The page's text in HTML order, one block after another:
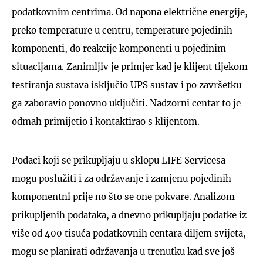
podatkovnim centrima. Od napona električne energije,
preko temperature u centru, temperature pojedinih
komponenti, do reakcije komponenti u pojedinim
situacijama. Zanimljiv je primjer kad je klijent tijekom
testiranja sustava isključio UPS sustav i po završetku
ga zaboravio ponovno uključiti. Nadzorni centar to je
odmah primijetio i kontaktirao s klijentom.
Podaci koji se prikupljaju u sklopu LIFE Servicesa
mogu poslužiti i za održavanje i zamjenu pojedinih
komponentni prije no što se one pokvare. Analizom
prikupljenih podataka, a dnevno prikupljaju podatke iz
više od 400 tisuća podatkovnih centara diljem svijeta,
mogu se planirati održavanja u trenutku kad sve još